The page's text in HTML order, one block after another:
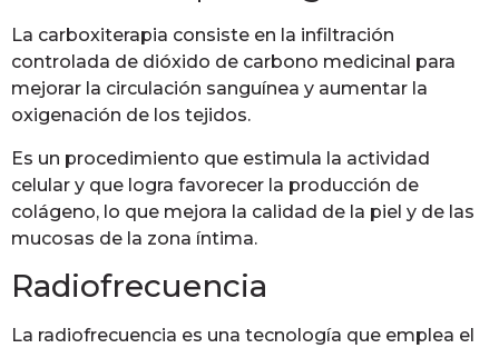
La carboxiterapia consiste en la infiltración
controlada de dióxido de carbono medicinal para
mejorar la circulación sanguínea y aumentar la
oxigenación de los tejidos.
Es un procedimiento que estimula la actividad
celular y que logra favorecer la producción de
colágeno, lo que mejora la calidad de la piel y de las
mucosas de la zona íntima.
Radiofrecuencia
La radiofrecuencia es una tecnología que emplea el